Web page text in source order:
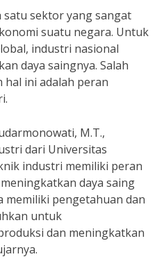
sektor yang sangat
suatu negara. Untuk
industri nasional
daya saingnya. Salah
ini adalah peran
M.T.,
dari Universitas
industri memiliki peran
daya saing
memiliki pengetahuan dan
untuk
dan meningkatkan